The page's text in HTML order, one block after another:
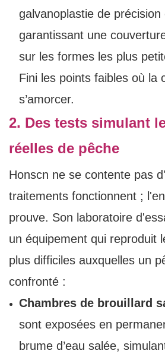
galvanoplastie de précision
garantissant une
sur les formes les plus
Fini les points faibles où la
s’amorcer.
2. Des tests simulant
réelles de pêche
Honscn ne se contente pas
traitements fonctionnent ;
prouve. Son laboratoire
un équipement qui reproduit
plus difficiles auxquelles un
confronté :
Chambres de brouillard
sont exposées en
brume d’eau salée,